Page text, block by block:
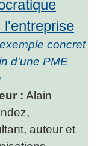
l'entreprise
concret
d'une PME
: Alain
auteur et